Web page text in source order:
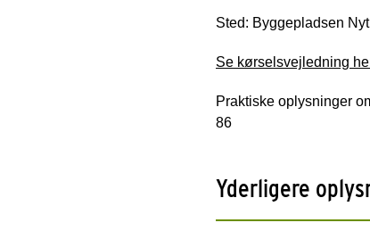
Sted: Byggepladsen
Se kørselsvejledning
Praktiske oplysninger
86
Yderligere